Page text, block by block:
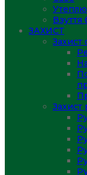
ЗАХИСТ
Захист
Захист